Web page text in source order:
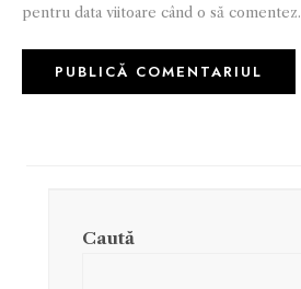
pentru data viitoare când o să comentez.
Caută